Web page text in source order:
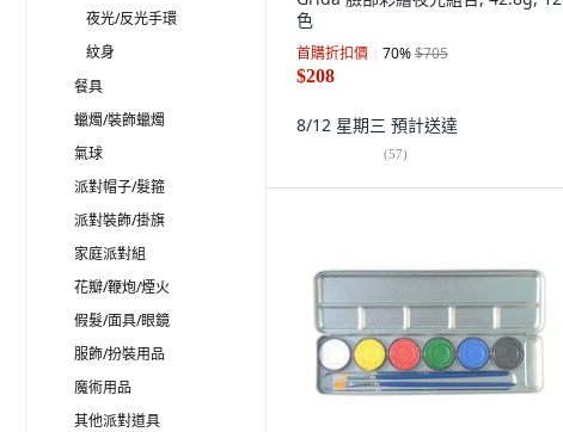
夜光/反光手環
紋身
餐具
蠟燭/裝飾蠟燭
氣球
派對帽子/髮箍
派對裝飾/掛旗
家庭派對組
花瓣/鞭炮/煙火
假髮/面具/眼鏡
服飾/扮裝用品
魔術用品
其他派對道具
色
首購折扣價 70%$705
$208
8/12 星期三 預計送達
(57)